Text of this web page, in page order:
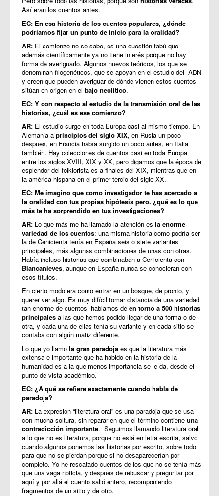
Así eran los cuentos antes.
EC: En esa historia de los cuentos populares, ¿dónde
podríamos fijar un punto de inicio para la oralidad?
AR: El comienzo no se sabe, es una cuestión tabú que
además científicamente ya no tiene interés porque no hay
forma de averiguarlo. Algunos nuevos teóricos, los que se
denominan filogenéticos, que se apoyan en el estudio del ADN
y creen que pueden averiguar de dónde vienen estos cuentos,
sitúan en origen en el bajo neolítico.
EC: Y con respecto al estudio de la transmisión oral de las
historias, ¿cuál es ese comienzo?
AR: El estudio surge en toda Europa casi al mismo tiempo. En
Alemania a principios del siglo XIX, en Rusia un poco
después, en Francia había surgido un poco antes, en Italia
también. Hay colecciones de cuentos casi en toda Europa
entre los siglos XVIII, XIX y XX, pero digamos que la época de
esplendor del folklorista es a finales del XIX, mientras que en
la américa hispana en el primer tercio del siglo XX.
EC: Me imagino que como investigador te has acercado a
la oralidad con tus propias hipótesis pero. ¿qué es lo que
más te ha sorprendido en tus investigaciones?
AR: Lo que más me ha llamado la atención es la enorme
variedad de los cuentos: una misma historia como podría ser
la de Cenicienta tenía en España seis o siete variantes
principales, más algunas combinaciones de unas con otras.
Había incluso historias que combinaban a Cenicienta con
Blancanieves, aunque en España nunca se conocieran con
esos títulos.
En cierto modo era como entrar en un bosque, de pronto, y
querer ver algo. Es muy difícil tomar distancia de una variedad
tan enorme de cuentos: hablamos de en torno a 500 historias
principales a las que hemos podido llegar de una forma o de
otra, y cada una de ellas tenía su variante y en cada sitio se
contaba con algún matiz diferente.
Lo que yo llamo la gran paradoja es que la literatura más
extensa e importante que ha habido en la historia de la
humanidad es a la que menos importancia se le da, desde el
punto de vista académico.
EC: ¿A qué se refiere exactamente cuando habla de
paradoja?
AR: La expresión “literatura oral” es una paradoja que se usa
con mucha soltura, sin reparar en que el término contiene una
contradicción importante. Seguimos llamando literatura oral
a lo que no es literatura, porque no está en letra escrita, salvo
cuando algunos ponemos las historias por escrito, sobre todo
para que no se pierdan porque si no desaparecerían por
completo. Yo he rescatado cuentos de los que no se tenía más
que una vaga noticia, y después de rebuscar y preguntar por
aquí y por allá el cuento salió entero, recomponiendo
fragmentos de un sitio y de otro.